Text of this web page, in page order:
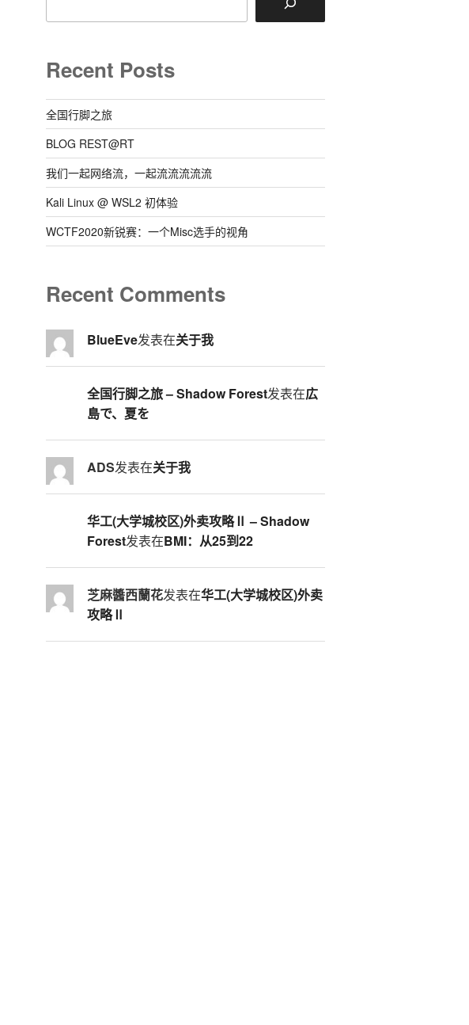
Recent Posts
全国行脚之旅
BLOG REST@RT
我们一起网络流，一起流流流流流
Kali Linux @ WSL2 初体验
WCTF2020新锐赛：一个Misc选手的视角
Recent Comments
BlueEve发表在关于我
全国行脚之旅 – Shadow Forest发表在広
島で、夏を
ADS发表在关于我
华工(大学城校区)外卖攻略Ⅱ – Shadow
Forest发表在BMI：从25到22
芝麻醬西蘭花发表在华工(大学城校区)外卖
攻略Ⅱ